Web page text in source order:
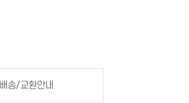
배송/교환안내